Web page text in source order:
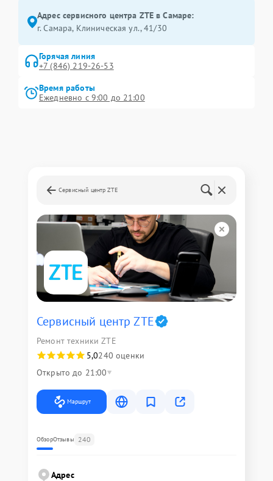
Адрес сервисного центра ZTE в Самаре:
г. Самара, Клиническая ул., 41/30
Горячая линия
+7 (846) 219-26-53
Время работы
Ежедневно с 9:00 до 21:00
Сервисный центр ZTE
Сервисный центр ZTE
Ремонт техники ZTE
5,0240 оценки
Открыто до 21:00
Маршрут
ОбзорОтзывы 240
Адрес